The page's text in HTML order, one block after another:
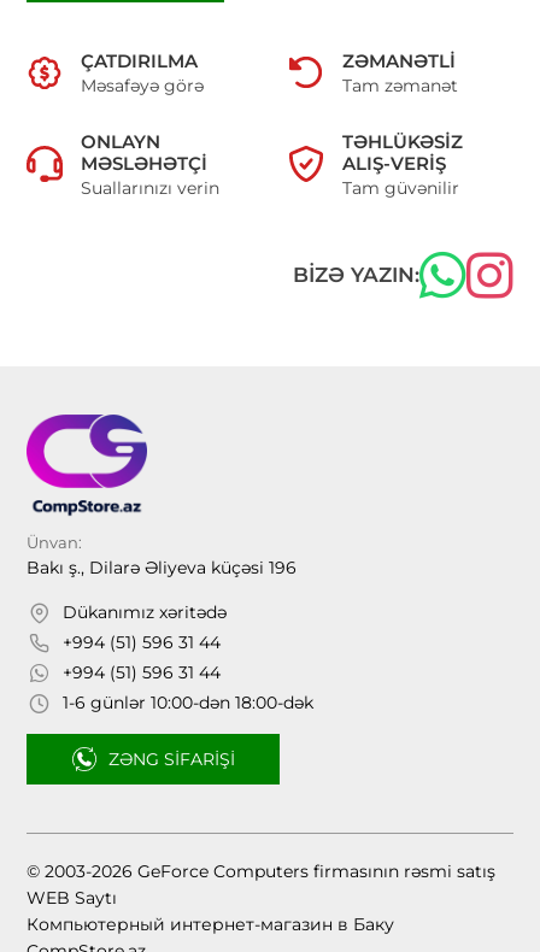
ÇATDIRILMA
Məsafəyə görə
ZƏMANƏTLI
Tam zəmanət
ONLAYN
MƏSLƏHƏTÇI
Suallarınızı verin
TƏHLÜKƏSIZ
ALIŞ-VERIŞ
Tam güvənilir
BIZƏ YAZIN:
Ünvan:
Bakı ş., Dilarə Əliyeva küçəsi 196
Dükanımız xəritədə
+994 (51) 596 31 44
+994 (51) 596 31 44
1-6 günlər 10:00-dən 18:00-dək
ZƏNG SIFARIŞI
© 2003-2026 GeForce Computers firmasının rəsmi satış
WEB Saytı
Компьютерный интернет-магазин в Баку